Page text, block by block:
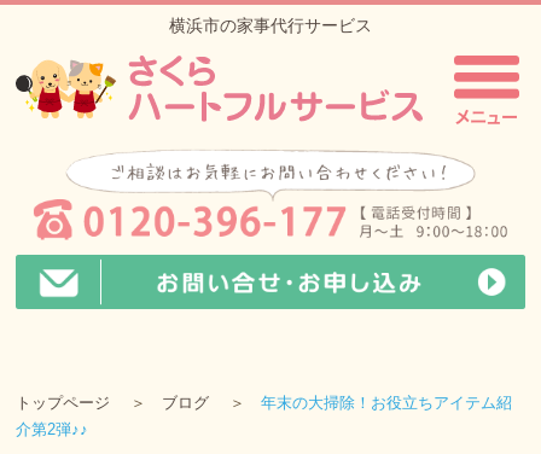
横浜市の家事代行サービス
トップページ ブログ
年末の大掃除！お役立ちアイテム紹
介第2弾♪♪